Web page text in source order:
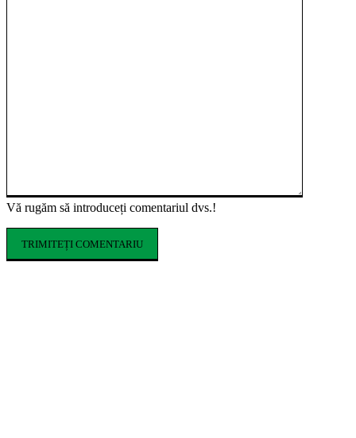
Vă rugăm să introduceți comentariul dvs.!